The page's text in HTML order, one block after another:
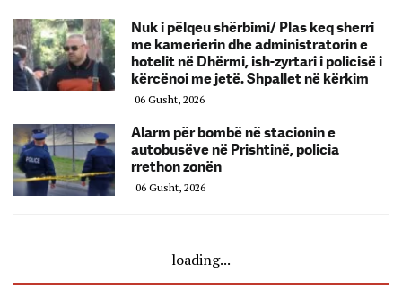
Nuk i pëlqeu shërbimi/ Plas keq sherri
me kamerierin dhe administratorin e
hotelit në Dhërmi, ish-zyrtari i policisë i
kërcënoi me jetë. Shpallet në kërkim
06 Gusht, 2026
Alarm për bombë në stacionin e
autobusëve në Prishtinë, policia
rrethon zonën
06 Gusht, 2026
loading...